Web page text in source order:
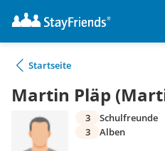
Startseite
Martin Pläp
3
Schulfreunde
3
Alben